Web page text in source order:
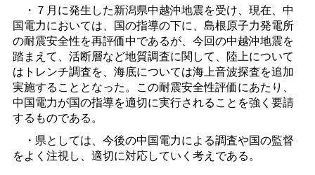
・７月に発生した新潟県中越沖地震を受け、現在、中
国電力においては、国の指導の下に、島根原子力発電所
の耐震安全性を再評価中であるが、今回の中越沖地震を
踏まえて、活断層など地質調査に関して、陸上について
はトレンチ調査を、海底については海上音波探査を追加
実施することとなった。この耐震安全性評価にあたり、
中国電力が国の指導を適切に実行されることを強く要請
するものである。
・県としては、今後の中国電力による調査や国の監督
をよく注視し、適切に対応していく考えである。